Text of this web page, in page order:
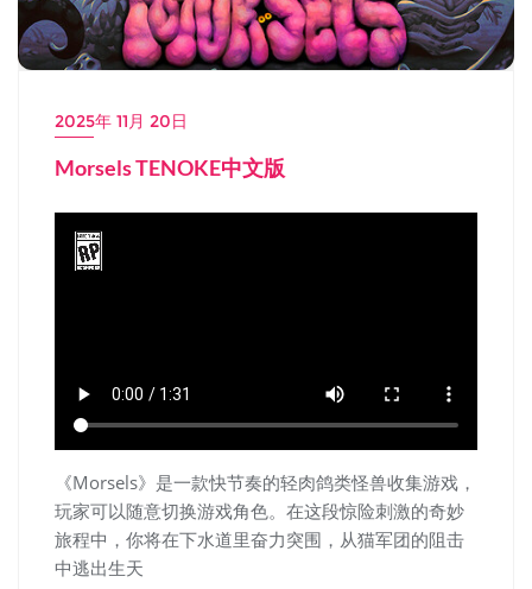
2025年 11月 20日
Morsels TENOKE中文版
《Morsels》是一款快节奏的轻肉鸽类怪兽收集游戏，
玩家可以随意切换游戏角色。在这段惊险刺激的奇妙
旅程中，你将在下水道里奋力突围，从猫军团的阻击
中逃出生天